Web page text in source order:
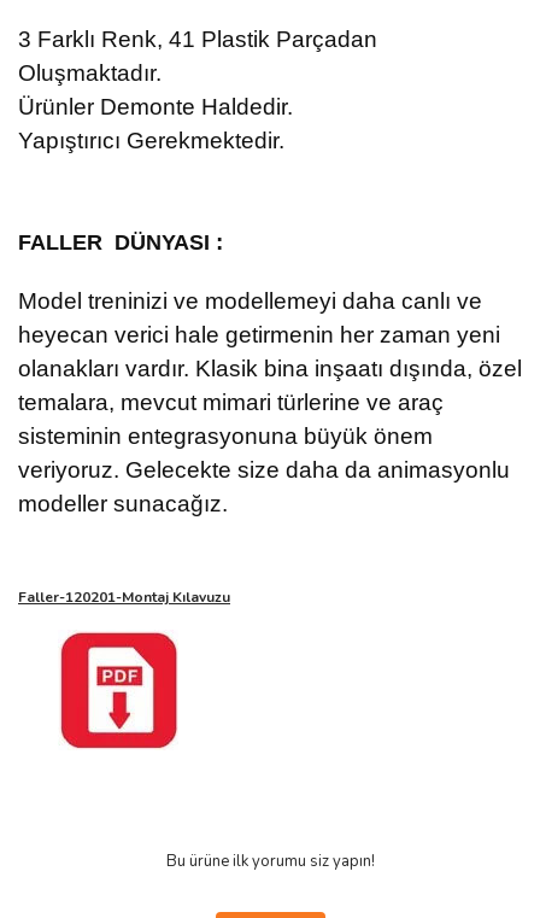
3 Farklı Renk, 41 Plastik Parçadan
Oluşmaktadır.
Ürünler Demonte Haldedir.
Yapıştırıcı Gerekmektedir.
FALLER DÜNYASI :
Model treninizi ve modellemeyi daha canlı ve
heyecan verici hale getirmenin her zaman yeni
olanakları vardır. Klasik bina inşaatı dışında, özel
temalara, mevcut mimari türlerine ve araç
sisteminin entegrasyonuna büyük önem
veriyoruz. Gelecekte size daha da animasyonlu
modeller sunacağız.
Faller-120201-Montaj Kılavuzu
Bu ürüne ilk yorumu siz yapın!